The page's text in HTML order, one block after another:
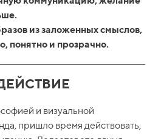
из заложенных смыслов,
понятно и прозрачно.
ДЕЙСТВИЕ
и визуальной
пришло время действовать,